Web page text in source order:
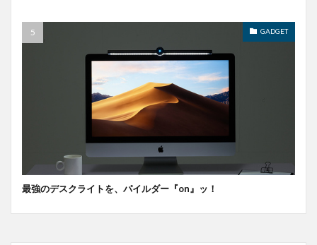
GADGET
最強のデスクライトを、パイルダー『on』ッ！